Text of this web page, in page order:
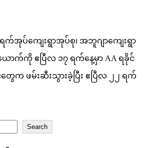
က်အုပ်ကျေးရွာအုပ်စု၊ အဘူဂျာကျေးရွာ
ောက်ကို ဧပြီလ ၁၇ ရက်နေ့မှာ AA ရခိုင်
ဖမ်းဆီးသွားခဲ့ပြီး ဧပြီလ ၂၂ ရက်
Search